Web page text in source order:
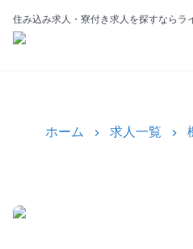
住み込み求人・寮付き求人を探すならラ
ホーム 求人一覧